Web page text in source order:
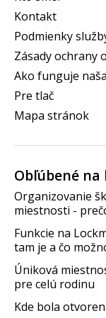
Kontakt
Podmienky
Zásady ochrany
Ako funguje
Pre tlač
Mapa stránok
Obľúbené na
Organizovanie
miestnosti -
Funkcie na
tam je a čo
Úniková
pre celú rodinu
Kde bola